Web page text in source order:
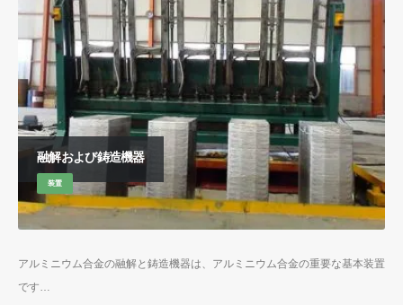
融解および鋳造機器
装置
アルミニウム合金の融解と鋳造機器は、アルミニウム合金の重要な基本装置
です…